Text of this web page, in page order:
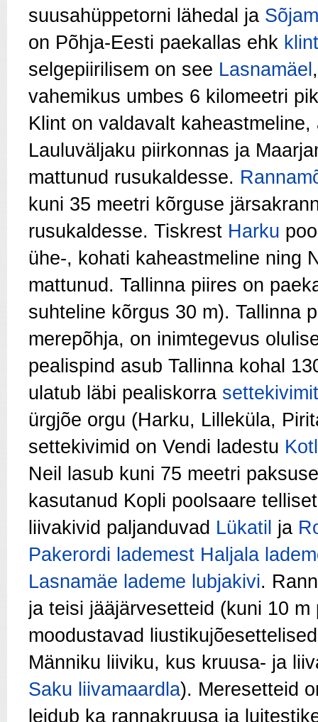
suusahüppetorni lähedal ja
on Põhja-Eesti paekallas ehk klint
selgepiirilisem on see Lasnamäel
vahemikus umbes 6 kilomeetri
Klint on valdavalt
Lauluväljaku piirkonnas ja
mattunud rusukaldesse.
kuni 35 meetri kõrguse
rusukaldesse. Tiskrest Harku
ühe-, kohati kaheastmeline ning
mattunud. Tallinna piires on
suhteline kõrgus 30 m). Tallinna
merepõhja, on inimtegevus
pealispind asub Tallinna kohal
ulatub läbi pealiskorra
ürgjõe orgu (Harku, Lilleküla,
settekivimid on Vendi ladestu
Neil lasub kuni 75 meetri
kasutanud Kopli poolsaare
liivakivid paljanduvad Lükatil ja
Pakerordi lademest Haljala
Lasnamäe lademe lubjakivi.
ja teisi jääjärvesetteid (kuni 10
moodustavad
Männiku liiviku, kus kruusa- ja
Saku liivamaardla). Meresetteid
leidub ka rannakruusa ja